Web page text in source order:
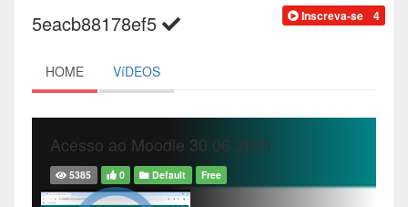
5eacb88178ef5 Inscreva-se 4
HOME VíDEOS
Acesso ao Moodle 30 06 2025
5385 0 Default Free